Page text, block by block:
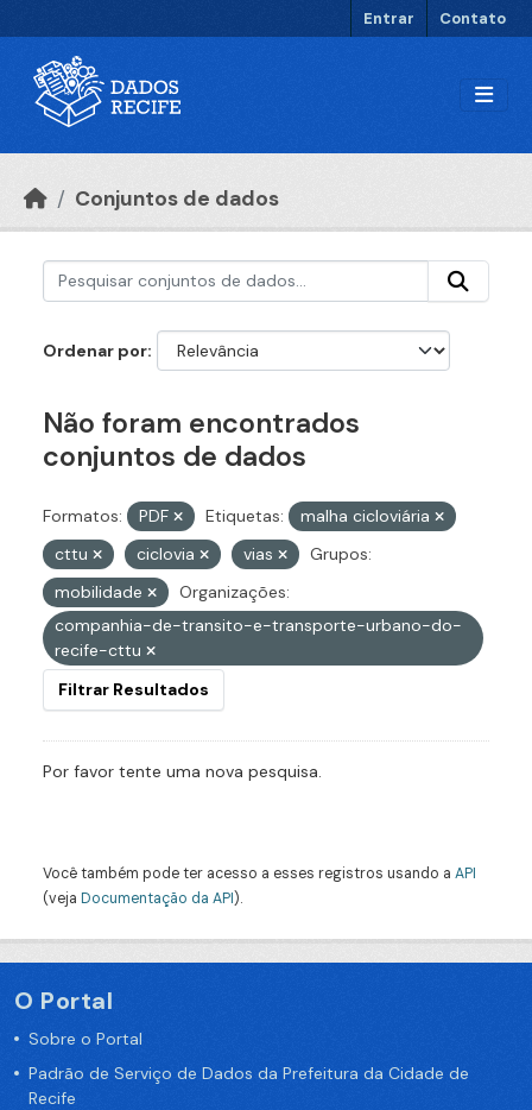
Entrar Contato
Conjuntos de dados
Ordenar por
Não foram encontrados
conjuntos de dados
Formatos: PDF Etiquetas:
malha cicloviária
cttu
ciclovia vias
Grupos:
mobilidade
Organizações:
companhia-de-transito-e-transporte-urbano-do-
recife-cttu
Filtrar Resultados
Por favor tente uma nova pesquisa.
Você também pode ter acesso a esses registros usando a API
(veja Documentação da API).
O Portal
Sobre o Portal
Padrão de Serviço de Dados da Prefeitura da Cidade de
Recife